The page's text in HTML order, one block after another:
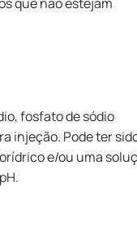
fosfato de sódio
injeção. Pode ter
e/ou uma